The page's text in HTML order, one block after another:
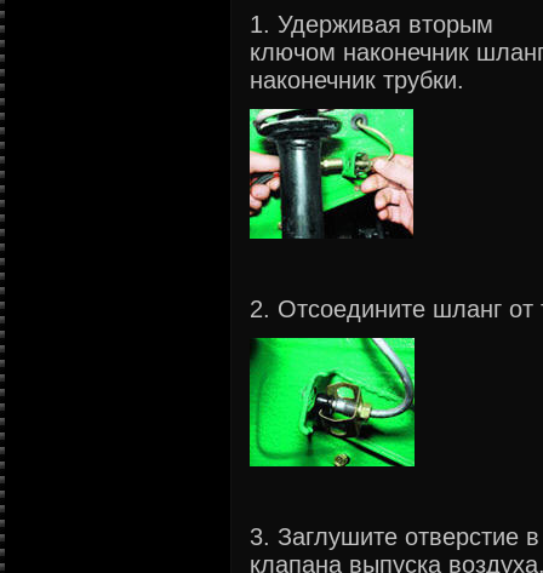
1. Удерживая вторым
ключом наконечник
наконечник трубки.
2. Отсоедините шланг от
3. Заглушите отверстие
клапана выпуска